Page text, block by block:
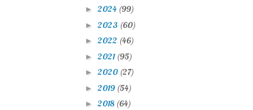
► 2024 (99)
► 2023 (60)
► 2022 (46)
► 2021 (95)
► 2020 (27)
► 2019 (54)
► 2018 (64)